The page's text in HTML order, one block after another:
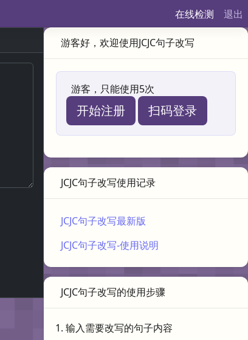
在线检测 退出
游客好，欢迎使用JCJC句子改写
游客，只能使用5次
开始注册 扫码登录
JCJC句子改写使用记录
JCJC句子改写最新版
JCJC句子改写-使用说明
JCJC句子改写的使用步骤
输入需要改写的句子内容